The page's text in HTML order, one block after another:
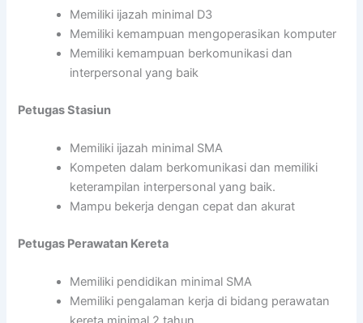
Memiliki ijazah minimal D3
Memiliki kemampuan mengoperasikan komputer
Memiliki kemampuan berkomunikasi dan
interpersonal yang baik
Petugas Stasiun
Memiliki ijazah minimal SMA
Kompeten dalam berkomunikasi dan memiliki
keterampilan interpersonal yang baik.
Mampu bekerja dengan cepat dan akurat
Petugas Perawatan Kereta
Memiliki pendidikan minimal SMA
Memiliki pengalaman kerja di bidang perawatan